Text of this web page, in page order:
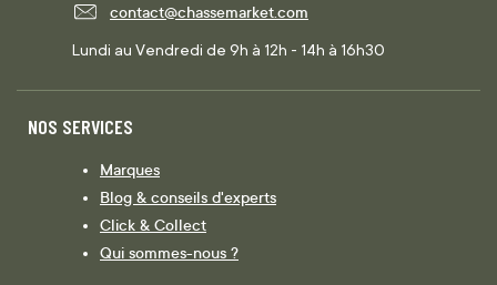
contact@chassemarket.com
Lundi au Vendredi de 9h à 12h - 14h à 16h30
NOS SERVICES
Marques
Blog & conseils d'experts
Click & Collect
Qui sommes-nous ?